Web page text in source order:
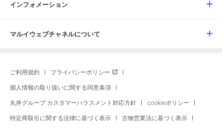
インフォメーション
マルイウェブチャネルについて
ご利用規約 プライバシーポリシー
個人情報の取り扱いに関する同意条項
丸井グループ カスタマーハラスメント対応方針 cookieポリシー
特定商取引に関する法律に基づく表示 古物営業法に基づく表示